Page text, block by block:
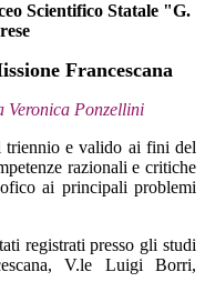
Scientifico Statale "G.
Francescana
Veronica Ponzellini
triennio e valido ai fini del
razionali e critiche
ai principali problemi
registrati presso gli studi
V.le Luigi Borri,